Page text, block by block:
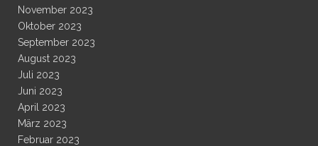
November 2023
Oktober 2023
September 2023
August 2023
Juli 2023
Juni 2023
April 2023
März 2023
Februar 2023